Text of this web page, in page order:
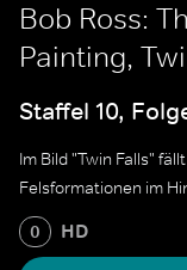
Bob Ross:
Painting,
Staffel 10,
Im Bild "Twin Falls"
Felsformationen im
0 HD